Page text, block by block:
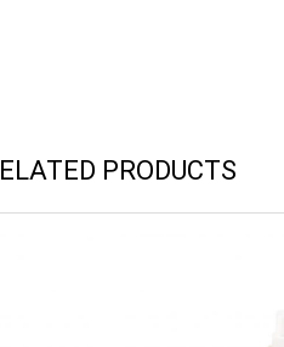
PRODUCTS